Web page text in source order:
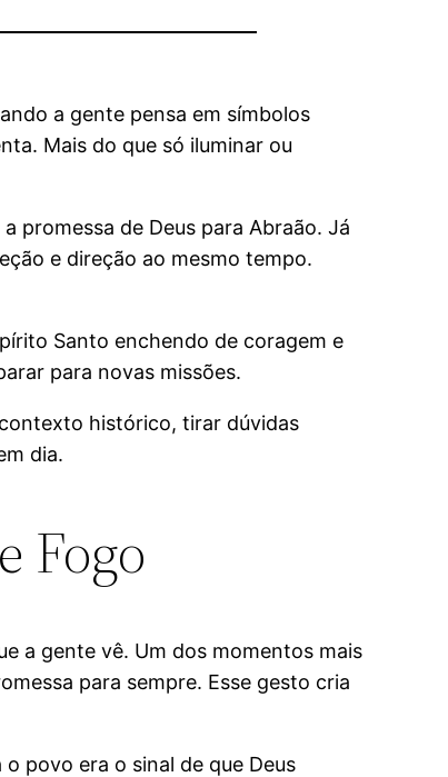
a gente pensa em símbolos
Mais do que só iluminar ou
promessa de Deus para Abraão. Já
e direção ao mesmo tempo.
Santo enchendo de coragem e
para novas missões.
histórico, tirar dúvidas
dia.
Fogo
a gente vê. Um dos momentos mais
para sempre. Esse gesto cria
povo era o sinal de que Deus